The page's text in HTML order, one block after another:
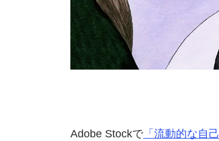
Adobe Stockで「流動的な自